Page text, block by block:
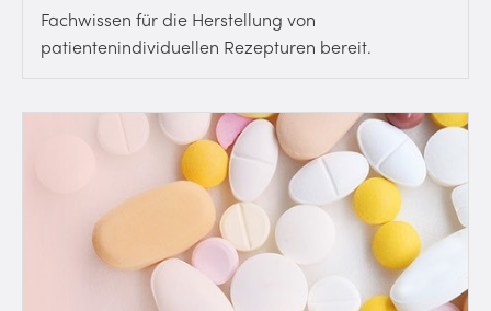
Fachwissen für die Herstellung von
patientenindividuellen Rezepturen bereit.